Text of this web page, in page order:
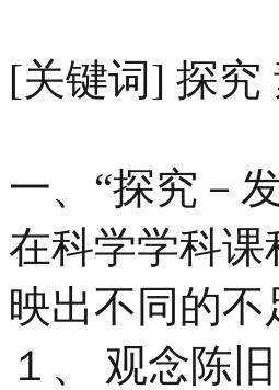
[关键词] 探究
一、“探究－
在科学学科
映出不同的
１、 观念陈旧